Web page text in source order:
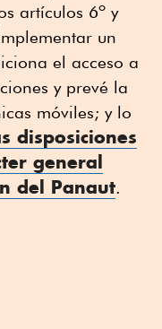
artículos 6º y
un
el acceso a
y prevé la
móviles; y lo
disposiciones
general
del Panaut.